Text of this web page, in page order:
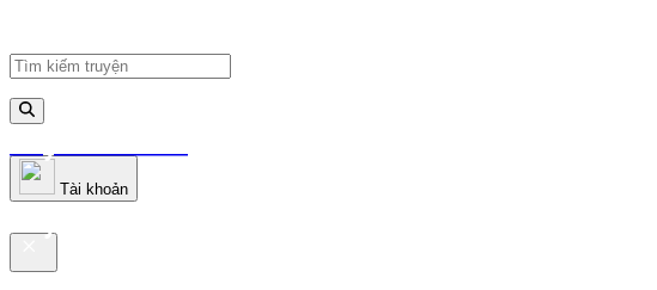
truyenfullz.com
Tài khoản
truyenfullz.com